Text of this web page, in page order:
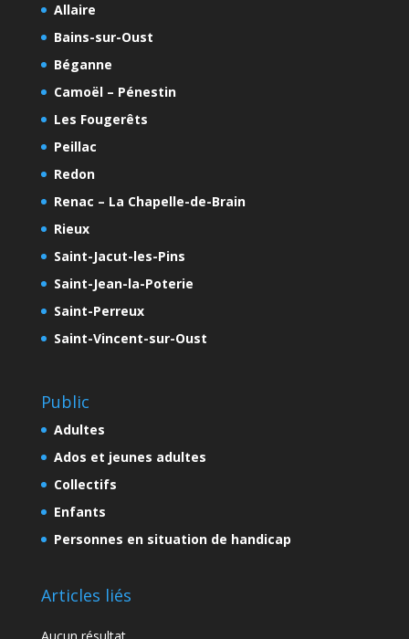
Allaire
Bains-sur-Oust
Béganne
Camoël – Pénestin
Les Fougerêts
Peillac
Redon
Renac – La Chapelle-de-Brain
Rieux
Saint-Jacut-les-Pins
Saint-Jean-la-Poterie
Saint-Perreux
Saint-Vincent-sur-Oust
Public
Adultes
Ados et jeunes adultes
Collectifs
Enfants
Personnes en situation de handicap
Articles liés